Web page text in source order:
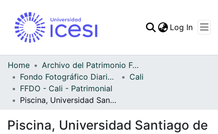
Statistics
Log In
Home
Archivo del Patrimonio Fotográfico y Fílmico del Valle del Cauca
Fondo Fotográfico Diario Occidente
Cali
FFDO - Cali - Patrimonial
Piscina, Universidad Santiago de Cali
Piscina, Universidad Santiago de